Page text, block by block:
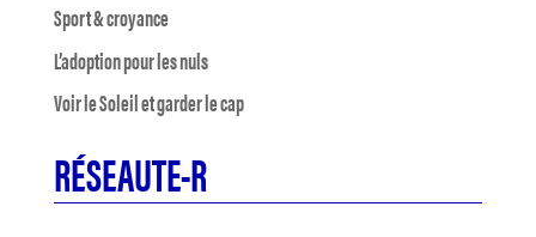
Sport & croyance
L’adoption pour les nuls
Voir le Soleil et garder le cap
RÉSEAUTE-R